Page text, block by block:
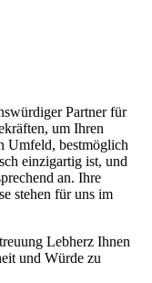
Partner für
um Ihren
Umfeld, bestmöglich
einzigartig ist, und
an. Ihre
stehen für uns im
Lebherz Ihnen
und Würde zu